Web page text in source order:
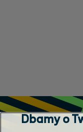
Dbamy o